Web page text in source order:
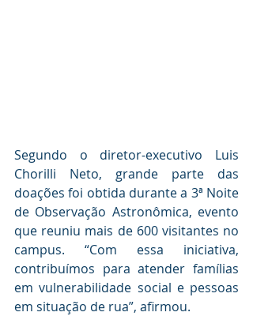
Segundo o diretor-executivo Luis
Chorilli Neto, grande parte das
doações foi obtida durante a 3ª Noite
de Observação Astronômica, evento
que reuniu mais de 600 visitantes no
campus. “Com essa iniciativa,
contribuímos para atender famílias
em vulnerabilidade social e pessoas
em situação de rua”, afirmou.